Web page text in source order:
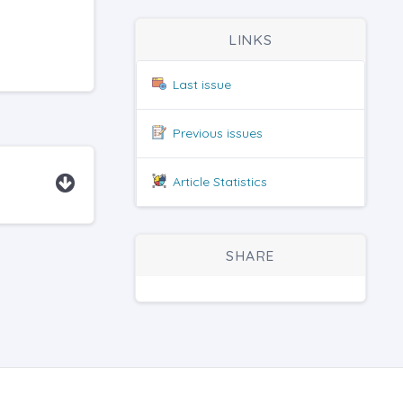
LINKS
Last issue
Previous issues
Article Statistics
SHARE